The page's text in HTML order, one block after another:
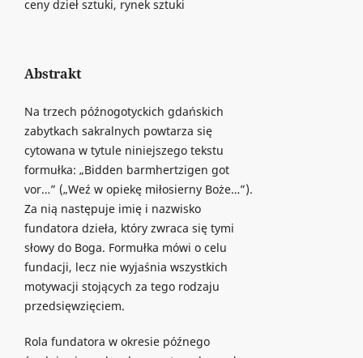
ceny dzieł sztuki, rynek sztuki
Abstrakt
Na trzech późnogotyckich gdańskich
zabytkach sakralnych powtarza się
cytowana w tytule niniejszego tekstu
formułka: „Bidden barmhertzigen got
vor…” („Weź w opiekę miłosierny Boże…”).
Za nią następuje imię i nazwisko
fundatora dzieła, który zwraca się tymi
słowy do Boga. Formułka mówi o celu
fundacji, lecz nie wyjaśnia wszystkich
motywacji stojących za tego rodzaju
przedsięwzięciem.
Rola fundatora w okresie późnego